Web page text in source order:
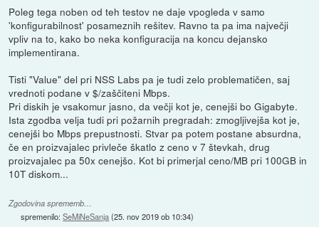
Poleg tega noben od teh testov ne daje vpogleda v samo
'konfigurabilnost' posameznih rešitev. Ravno ta pa ima največji
vpliv na to, kako bo neka konfiguracija na koncu dejansko
implementirana.
Tisti "Value" del pri NSS Labs pa je tudi zelo problematičen, saj
vrednoti podane v $/zaščiteni Mbps.
Pri diskih je vsakomur jasno, da večji kot je, cenejši bo Gigabyte.
Ista zgodba velja tudi pri požarnih pregradah: zmogljivejša kot je,
cenejši bo Mbps prepustnosti. Stvar pa potem postane absurdna,
če en proizvajalec privleče škatlo z ceno v 7 števkah, drug
proizvajalec pa 50x cenejšo. Kot bi primerjal ceno/MB pri 100GB in
10T diskom...
Zgodovina sprememb…
spremenilo:SeMiNeSanja(25. nov 2019 ob 10:34)